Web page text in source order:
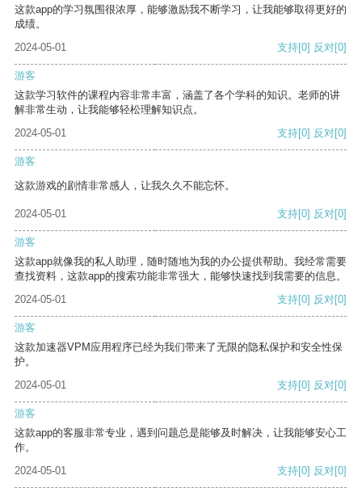
这款app的学习氛围很浓厚，能够激励我不断学习，让我能够取得更好的
成绩。
2024-05-01
支持[0] 反对[0]
游客
这款学习软件的课程内容非常丰富，涵盖了各个学科的知识。老师的讲
解非常生动，让我能够轻松理解知识点。
2024-05-01
支持[0] 反对[0]
游客
这款游戏的剧情非常感人，让我久久不能忘怀。
2024-05-01 支持[0] 反对[0]
游客
这款app就像我的私人助理，随时随地为我的办公提供帮助。我经常需要
查找资料，这款app的搜索功能非常强大，能够快速找到我需要的信息。
2024-05-01
支持[0] 反对[0]
游客
这款加速器VPM应用程序已经为我们带来了无限的隐私保护和安全性保
护。
2024-05-01
支持[0] 反对[0]
游客
这款app的客服非常专业，遇到问题总是能够及时解决，让我能够安心工
作。
2024-05-01
支持[0] 反对[0]